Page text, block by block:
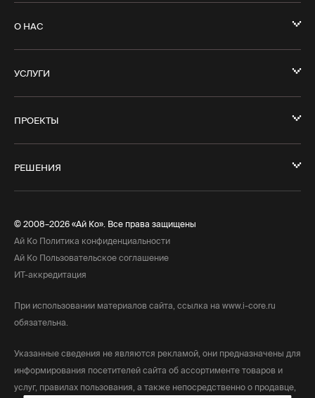
О НАС
УСЛУГИ
ПРОЕКТЫ
РЕШЕНИЯ
© 2008–2026 «Ай Ко». Все права защищены
Ай Ко Политика конфиденциальности
Ай Ко Пользовательское соглашение
ИТ-аккредитация
При использовании материалов сайта, ссылка на www.i-core.ru
обязательна.
Указанные сведения не являются рекламой, они предназначены для
информирования посетителей сайта об ассортименте товаров и
услуг, правилах пользования, а также непосредственно о продавце,